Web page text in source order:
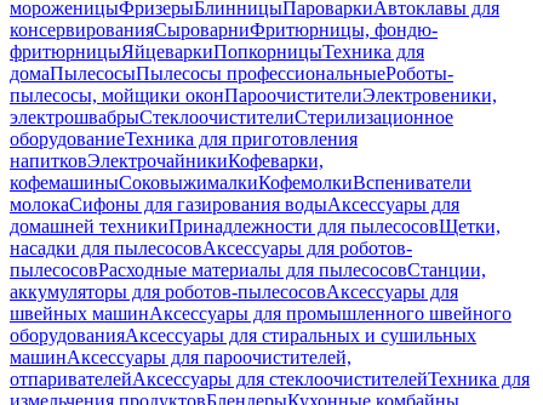
мороженицыФризерыБлинницыПароваркиАвтоклавы для
консервированияСыроварниФритюрницы, фондю-
фритюрницыЯйцеваркиПопкорницыТехника для
домаПылесосыПылесосы профессиональныеРоботы-
пылесосы, мойщики оконПароочистителиЭлектровеники,
электрошвабрыСтеклоочистителиСтерилизационное
оборудованиеТехника для приготовления
напитковЭлектрочайникиКофеварки,
кофемашиныСоковыжималкиКофемолкиВспениватели
молокаСифоны для газирования водыАксессуары для
домашней техникиПринадлежности для пылесосовЩетки,
насадки для пылесосовАксессуары для роботов-
пылесосовРасходные материалы для пылесосовСтанции,
аккумуляторы для роботов-пылесосовАксессуары для
швейных машинАксессуары для промышленного швейного
оборудованияАксессуары для стиральных и сушильных
машинАксессуары для пароочистителей,
отпаривателейАксессуары для стеклоочистителейТехника для
измельчения продуктовБлендерыКухонные комбайны,